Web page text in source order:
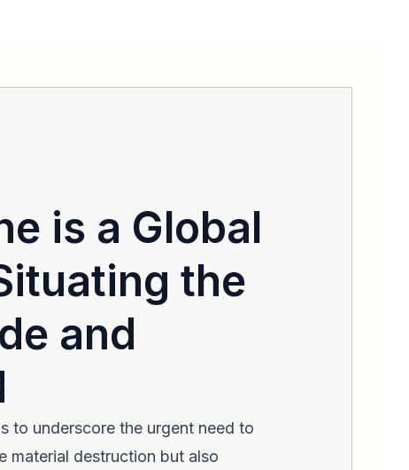
is a Global
the
and
to underscore the urgent need to
material destruction but also